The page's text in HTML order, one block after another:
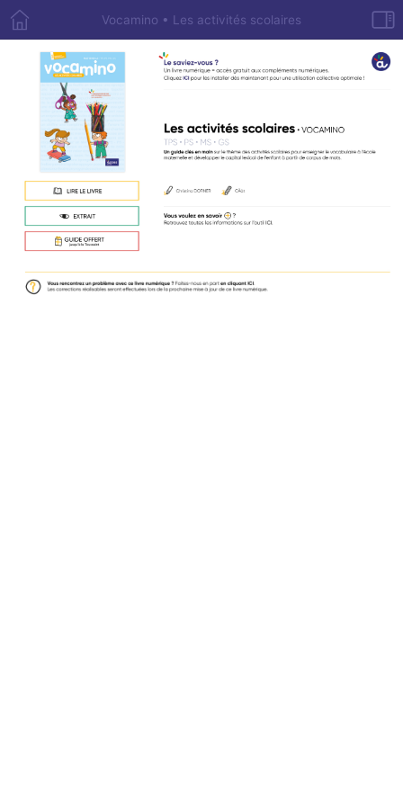
Vocamino • Les activités scolaires